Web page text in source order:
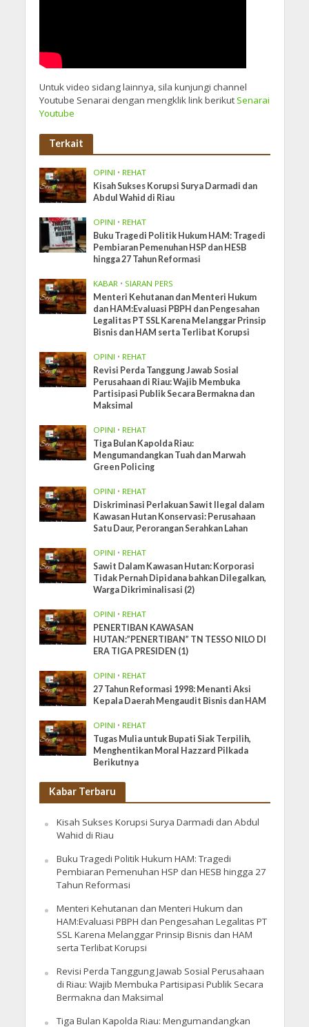
Untuk video sidang lainnya, sila kunjungi channel
Youtube Senarai dengan mengklik link berikutSenarai
Youtube
Terkait
OPINI • REHAT
Kisah Sukses Korupsi Surya Darmadi dan
Abdul Wahid di Riau
OPINI • REHAT
Buku Tragedi Politik Hukum HAM: Tragedi
Pembiaran Pemenuhan HSP dan HESB
hingga 27 Tahun Reformasi
KABAR • SIARAN PERS
Menteri Kehutanan dan Menteri Hukum
dan HAM:Evaluasi PBPH dan Pengesahan
Legalitas PT SSL Karena Melanggar Prinsip
Bisnis dan HAM serta Terlibat Korupsi
OPINI • REHAT
Revisi Perda Tanggung Jawab Sosial
Perusahaan di Riau: Wajib Membuka
Partisipasi Publik Secara Bermakna dan
Maksimal
OPINI • REHAT
Tiga Bulan Kapolda Riau:
Mengumandangkan Tuah dan Marwah
Green Policing
OPINI • REHAT
Diskriminasi Perlakuan Sawit Ilegal dalam
Kawasan Hutan Konservasi: Perusahaan
Satu Daur, Perorangan Serahkan Lahan
OPINI • REHAT
Sawit Dalam Kawasan Hutan: Korporasi
Tidak Pernah Dipidana bahkan Dilegalkan,
Warga Dikriminalisasi (2)
OPINI • REHAT
PENERTIBAN KAWASAN
HUTAN:”PENERTIBAN” TN TESSO NILO DI
ERA TIGA PRESIDEN (1)
OPINI • REHAT
27 Tahun Reformasi 1998: Menanti Aksi
Kepala Daerah Mengaudit Bisnis dan HAM
OPINI • REHAT
Tugas Mulia untuk Bupati Siak Terpilih,
Menghentikan Moral Hazzard Pilkada
Berikutnya
Kabar Terbaru
Kisah Sukses Korupsi Surya Darmadi dan Abdul
Wahid di Riau
Buku Tragedi Politik Hukum HAM: Tragedi
Pembiaran Pemenuhan HSP dan HESB hingga 27
Tahun Reformasi
Menteri Kehutanan dan Menteri Hukum dan
HAM:Evaluasi PBPH dan Pengesahan Legalitas PT
SSL Karena Melanggar Prinsip Bisnis dan HAM
serta Terlibat Korupsi
Revisi Perda Tanggung Jawab Sosial Perusahaan
di Riau: Wajib Membuka Partisipasi Publik Secara
Bermakna dan Maksimal
Tiga Bulan Kapolda Riau: Mengumandangkan